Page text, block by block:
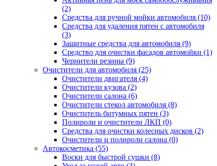
(2)
Средства для ручной мойки автомобиля (10)
Средства для удаления пятен с автомобиля
(3)
Защитные средства для автомобиля (9)
Средство для очистки фасадов автомойки (1)
Чернители резины (9)
Очистители для автомобиля (25)
Очистители двигателя (4)
Очистители кузова (2)
Очистители салона (6)
Очистители стекол автомобиля (8)
Очиститель битумных пятен (3)
Полироли и очистители ЛКП (0)
Средства для очистки колесных дисков (2)
Очистители и полироли салона (0)
Автокосметика (55)
Воски для быстрой сушки (8)